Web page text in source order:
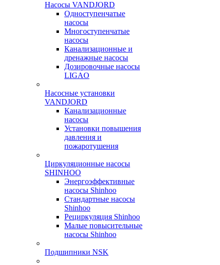
Насосы VANDJORD
Одноступенчатые
насосы
Многоступенчатые
насосы
Канализационные и
дренажные насосы
Дозировочные насосы
LIGAO
Насосные установки
VANDJORD
Канализационные
насосы
Установки повышения
давления и
пожаротушения
Циркуляционные насосы
SHINHOO
Энергоэффективные
насосы Shinhoo
Стандартные насосы
Shinhoo
Рециркуляция Shinhoo
Малые повысительные
насосы Shinhoo
Подшипники NSK